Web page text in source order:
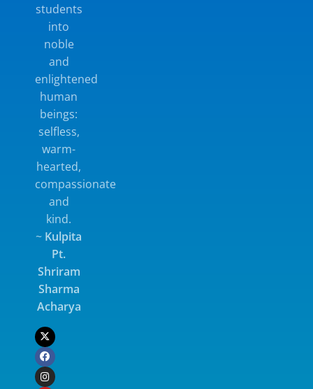
students
into
noble
and
enlightened
human
beings:
selfless,
warm-
hearted,
compassionate
and
kind.
~ Kulpita
Pt.
Shriram
Sharma
Acharya